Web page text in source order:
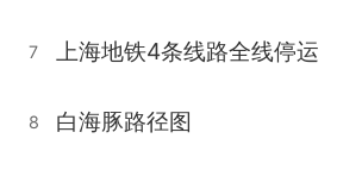
7 上海地铁4条线路全线停运
8 白海豚路径图